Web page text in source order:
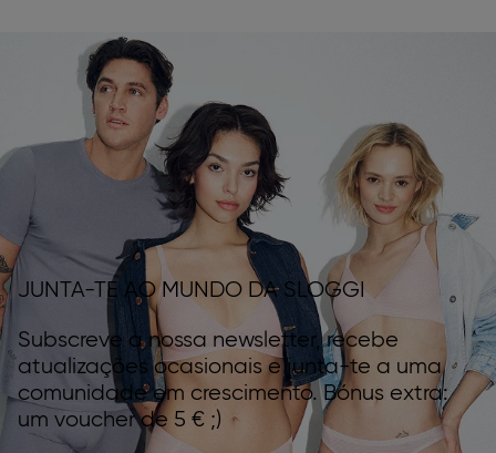
JUNTA-TE AO MUNDO DA SLOGGI
Subscreve a nossa newsletter, recebe
atualizações ocasionais e junta-te a uma
comunidade em crescimento. Bónus extra:
um voucher de 5 € ;)